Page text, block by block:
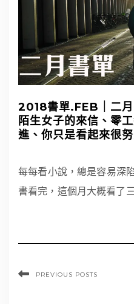
2018書單.FEB｜二
陌生女子的來信、零
進、你只是看起來很
每每看小說，總是容易深
書看完，這個月大概看了
PREVIOUS POSTS